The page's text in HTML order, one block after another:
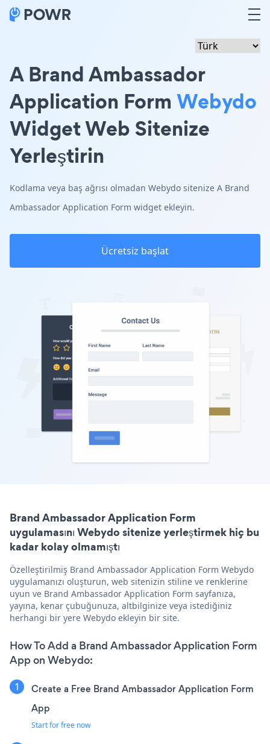
A Brand Ambassador
Application Form Webydo
Widget Web Sitenize
Yerleştirin
Kodlama veya baş ağrısı olmadan Webydo sitenize A Brand
Ambassador Application Form widget ekleyin.
Ücretsiz başlat
Brand Ambassador Application Form
uygulamasını Webydo sitenize yerleştirmek hiç bu
kadar kolay olmamıştı
Özelleştirilmiş Brand Ambassador Application Form Webydo
uygulamanızı oluşturun, web sitenizin stiline ve renklerine
uyun ve Brand Ambassador Application Form sayfanıza,
yayına, kenar çubuğunuza, altbilginize veya istediğiniz
herhangi bir yere Webydo ekleyin bir site.
How To Add a Brand Ambassador Application Form
App on Webydo:
Create a Free Brand Ambassador Application Form
App
Start for free now